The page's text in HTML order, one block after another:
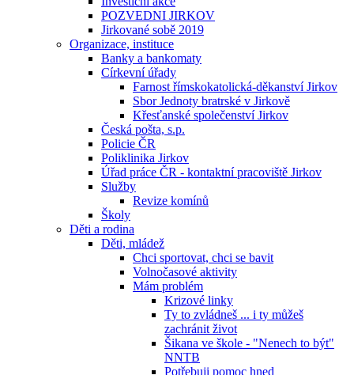
POZVEDNI JIRKOV
Jirkované sobě 2019
Organizace, instituce
Banky a bankomaty
Církevní úřady
Farnost římskokatolická-děkanství Jirkov
Sbor Jednoty bratrské v Jirkově
Křesťanské společenství Jirkov
Česká pošta, s.p.
Policie ČR
Poliklinika Jirkov
Úřad práce ČR - kontaktní pracoviště Jirkov
Služby
Revize komínů
Školy
Děti a rodina
Děti, mládež
Chci sportovat, chci se bavit
Volnočasové aktivity
Mám problém
Krizové linky
Ty to zvládneš ... i ty můžeš
zachránit život
Šikana ve škole - "Nenech to být"
NNTB
Potřebuji pomoc hned